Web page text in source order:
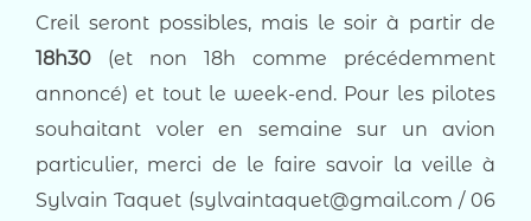
Creil seront possibles, mais le soir à partir de
18h30 (et non 18h comme précédemment
annoncé) et tout le week-end. Pour les pilotes
souhaitant voler en semaine sur un avion
particulier, merci de le faire savoir la veille à
Sylvain Taquet (sylvaintaquet@gmail.com / 06